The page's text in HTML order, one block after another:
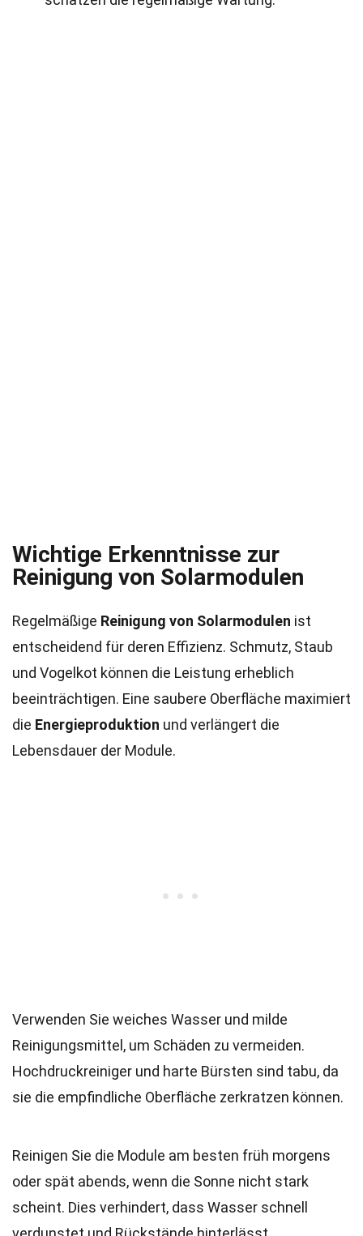
Wichtige Erkenntnisse zur
Reinigung von Solarmodulen
Regelmäßige Reinigung von Solarmodulen ist
entscheidend für deren Effizienz. Schmutz, Staub
und Vogelkot können die Leistung erheblich
beeinträchtigen. Eine saubere Oberfläche maximiert
die Energieproduktion und verlängert die
Lebensdauer der Module.
Verwenden Sie weiches Wasser und milde
Reinigungsmittel, um Schäden zu vermeiden.
Hochdruckreiniger und harte Bürsten sind tabu, da
sie die empfindliche Oberfläche zerkratzen können.
Reinigen Sie die Module am besten früh morgens
oder spät abends, wenn die Sonne nicht stark
scheint. Dies verhindert, dass Wasser schnell